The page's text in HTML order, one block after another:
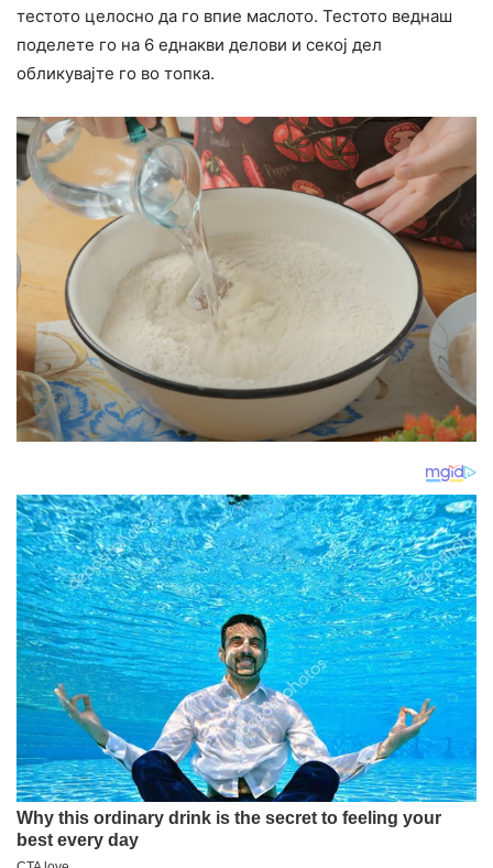
тестото целосно да го впие маслото. Тестото веднаш
поделете го на 6 еднакви делови и секој дел
обликувајте го во топка.